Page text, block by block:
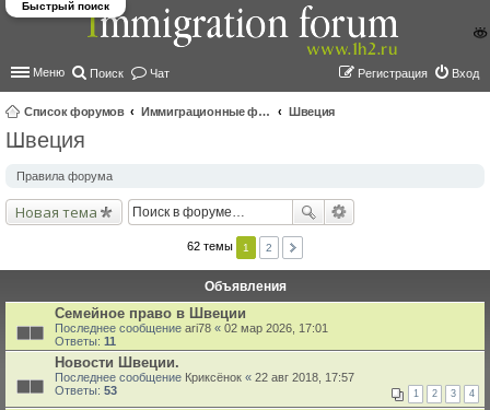
Меню Поиск Чат Вход
Регистрация
Список форумов Иммиграционные форумы | Immigration forums
Швеция
Быстрый поиск
Швеция
Правила форума
Новая тема
62 темы 1 2
Объявления
Семейное право в Швеции
Последнее сообщение ari78 « 02 мар 2026, 17:01
Ответы: 11
Новости Швеции.
Последнее сообщение Криксёнок « 22 авг 2018, 17:57
Ответы: 53 1 2 3 4